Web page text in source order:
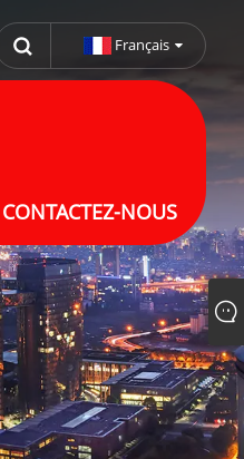
Français
CONTACTEZ-NOUS